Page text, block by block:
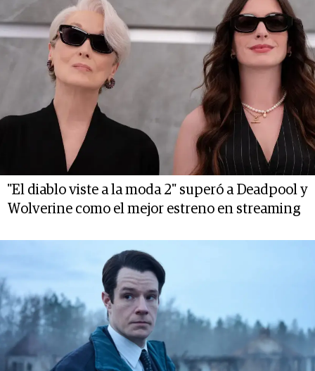
"El diablo viste a la moda 2" superó a Deadpool y
Wolverine como el mejor estreno en streaming